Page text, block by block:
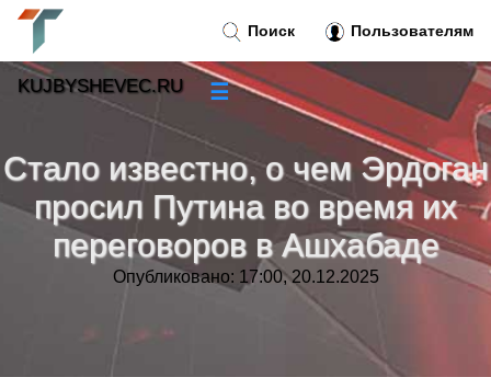
Стало известно, о чем Эрдоган
просил Путина во время их
переговоров в Ашхабаде
Опубликовано: 17:00, 20.12.2025
Поиск Пользователям
KUJBYSHEVEC.RU ☰
Новости»
Тренды новостей»
Рубрики»